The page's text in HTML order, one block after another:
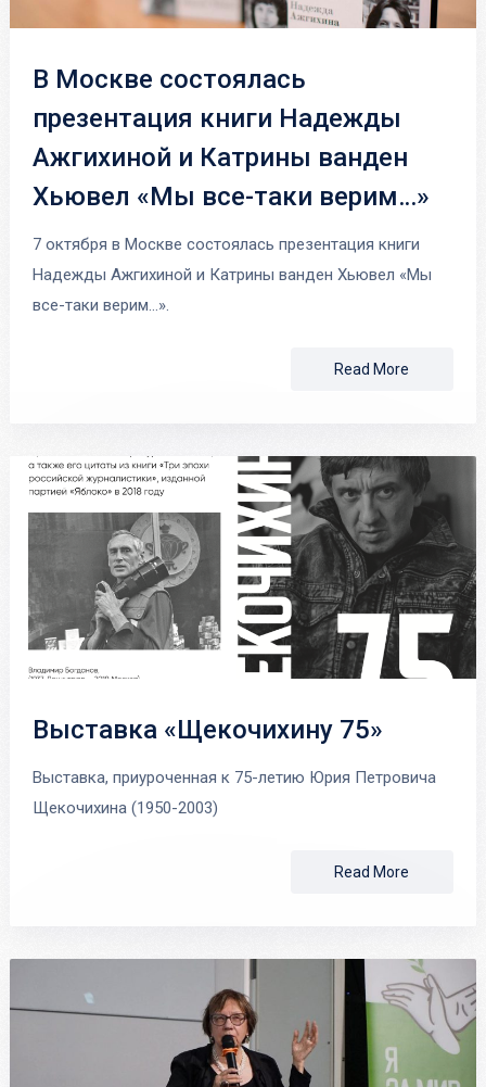
В Москве состоялась
презентация книги Надежды
Ажгихиной и Катрины ванден
Хьювел «Мы все-таки верим…»
7 октября в Москве состоялась презентация книги
Надежды Ажгихиной и Катрины ванден Хьювел «Мы
все-таки верим…».
Read More
Выставка «Щекочихину 75»
Выставка, приуроченная к 75-летию Юрия Петровича
Щекочихина (1950-2003)
Read More